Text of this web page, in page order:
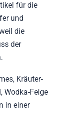
für die
und
die
der
Kräuter-
Wodka-Feige
in einer